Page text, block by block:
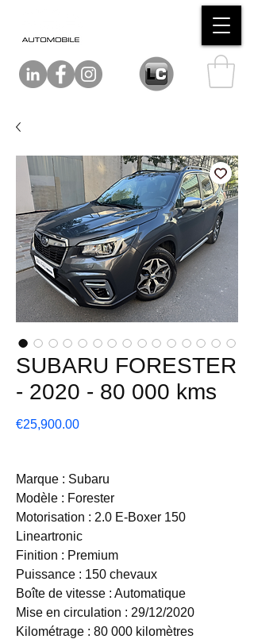
SUBARU FORESTER
- 2020 - 80 000 kms
€25,900.00Price
Marque : Subaru
Modèle : Forester
Motorisation : 2.0 E-Boxer 150
Lineartronic
Finition : Premium
Puissance : 150 chevaux
Boîte de vitesse : Automatique
Mise en circulation : 29/12/2020
Kilométrage : 80 000 kilomètres